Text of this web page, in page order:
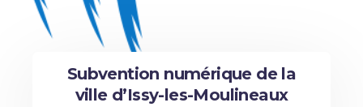
Subvention numérique de la
ville d’Issy-les-Moulineaux